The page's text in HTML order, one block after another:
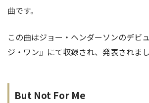
曲です。
この曲はジョー・ヘンダーソンのデビ
ジ・ワン』にて収録され、発表されまし
But Not For Me